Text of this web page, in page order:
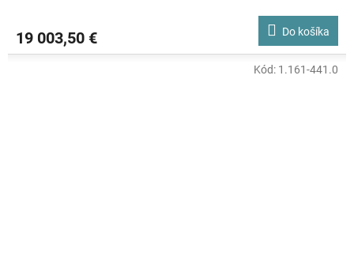
19 003,50 € Do košíka
Kód: 1.161-441.0